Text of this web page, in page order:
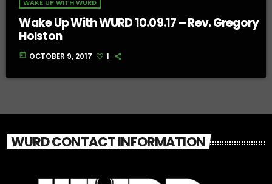
WAKE UP WITH WURD
Wake Up With WURD 10.09.17 – Rev. Gregory
Holston
today OCTOBER 9, 2017 1
WURD CONTACT INFORMATION